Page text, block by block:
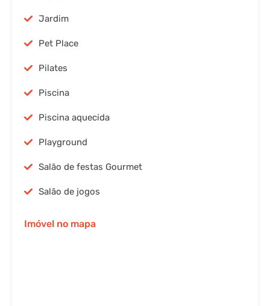
Jardim
Pet Place
Pilates
Piscina
Piscina aquecida
Playground
Salão de festas Gourmet
Salão de jogos
Imóvel no mapa